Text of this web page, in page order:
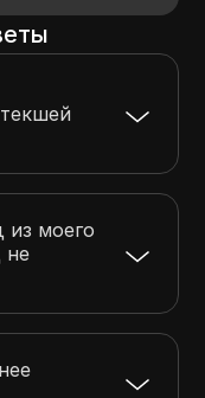
из моего
не